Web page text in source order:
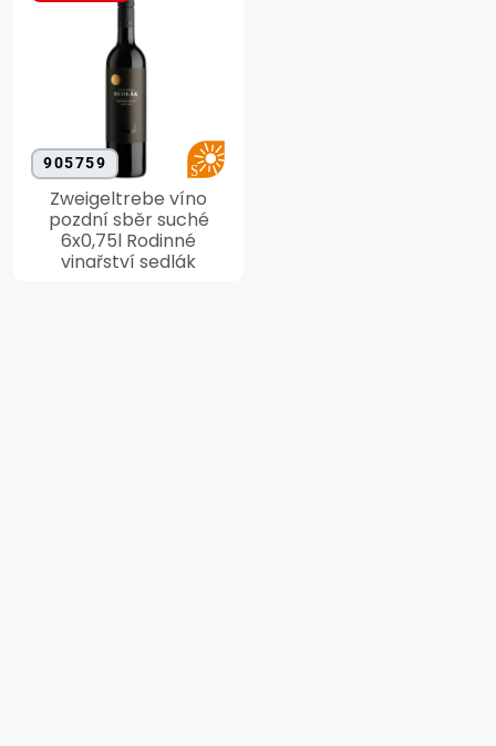
905759
Zweigeltrebe víno
pozdní sběr suché
6x0,75l Rodinné
vinařství sedlák